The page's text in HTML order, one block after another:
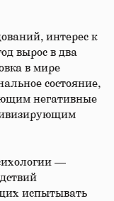
интерес к
вырос в два
в мире
состояние,
негативные
—
испытывать